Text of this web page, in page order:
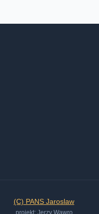
(C) PANS Jaroslaw
projekt: Jerzy Wawro